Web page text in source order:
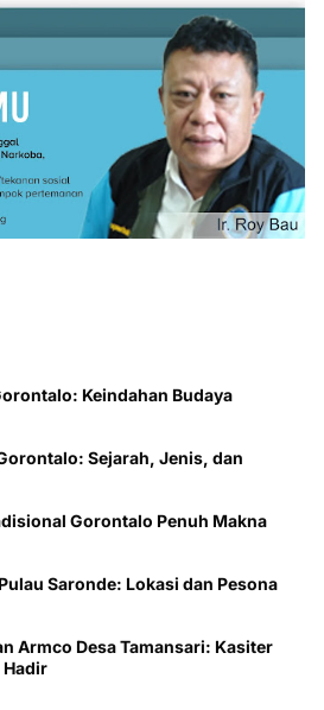
Keindahan Budaya
Sejarah, Jenis, dan
Gorontalo Penuh Makna
Saronde: Lokasi dan Pesona
Armco Desa Tamansari: Kasiter
Hadir